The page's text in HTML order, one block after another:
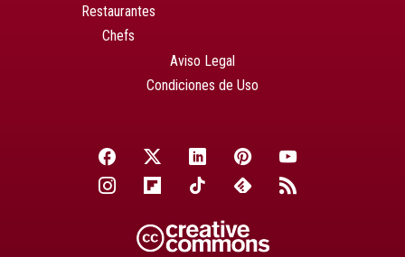
Restaurantes
Chefs
Aviso Legal
Condiciones de Uso